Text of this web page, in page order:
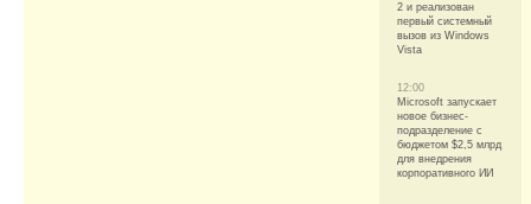
2 и реализован
первый системный
вызов из Windows
Vista
12:00
Microsoft запускает
новое бизнес-
подразделение с
бюджетом $2,5 млрд
для внедрения
корпоративного ИИ